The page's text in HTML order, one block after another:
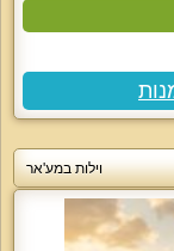
וילות במע'אר